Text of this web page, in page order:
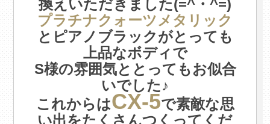
換えいただきました(=^・^=)
プラチナクォーツメタリック
とピアノブラックがとっても
上品なボディで
S様の雰囲気ととってもお似合
いでした♪
これからはCX-5で素敵な思
い出をたくさんつくってくだ